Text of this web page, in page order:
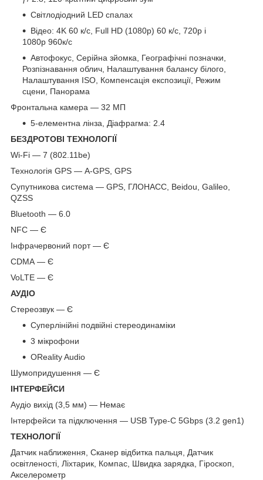
Світлодіодний LED спалах
Відео: 4K 60 к/с, Full HD (1080p) 60 к/с, 720р і
1080р 960к/с
Автофокус, Серійна зйомка, Географічні позначки,
Розпізнавання облич, Налаштування балансу білого,
Налаштування ISO, Компенсація експозиції, Режим
сцени, Панорама
Фронтальна камера — 32 МП
5-елементна лінза, Діафрагма: 2.4
БЕЗДРОТОВІ ТЕХНОЛОГІЇ
Wi-Fi — 7 (802.11be)
Технологія GPS — A-GPS, GPS
Супутникова система — GPS, ГЛОНАСС, Beidou, Galileo,
QZSS
Bluetooth — 6.0
NFC — Є
Інфрачервоний порт — Є
CDMA — Є
VoLTE — Є
АУДІО
Стереозвук — Є
Суперлінійні подвійні стереодинаміки
3 мікрофони
OReality Audio
Шумопридушення — Є
ІНТЕРФЕЙСИ
Аудіо вихід (3,5 мм) — Немає
Інтерфейси та підключення — USB Type-C 5Gbps (3.2 gen1)
ТЕХНОЛОГІЇ
Датчик наближення, Сканер відбитка пальця, Датчик
освітленості, Ліхтарик, Компас, Швидка зарядка, Гіроскоп,
Акселерометр